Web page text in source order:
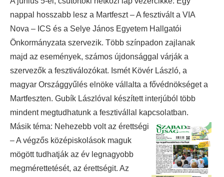
nappal hosszabb lesz a Martfeszt – A fesztivált a VIA
Nova – ICS és a Selye János Egyetem Hallgatói
Önkormányzata szervezik. Több színpadon zajlanak
majd az események, számos újdonsággal várják a
szervezők a fesztiválozókat. Ismét Kövér László, a
magyar Országgyűlés elnöke vállalta a fővédnökséget a
Martfeszten. Gubík Lászlóval készített interjúból több
mindent megtudhatunk a fesztivállal kapcsolatban.
Másik téma: Nehezebb volt az érettségi
– A végzős középiskolások maguk
mögött tudhatják az év legnagyobb
megmérettetését, az érettségit. Az